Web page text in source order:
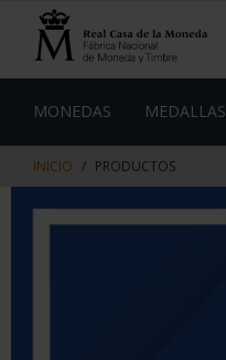
contenido
de
MONEDAS MEDALLAS
INICIO PRODUCTOS